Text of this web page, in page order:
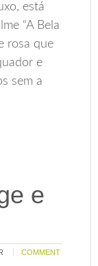
está
“A Bela
rosa que
e
sem a
e
COMMENT